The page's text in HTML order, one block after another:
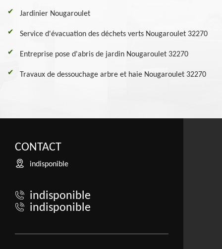
Jardinier Nougaroulet
Service d'évacuation des déchets verts Nougaroulet 32270
Entreprise pose d'abris de jardin Nougaroulet 32270
Travaux de dessouchage arbre et haie Nougaroulet 32270
CONTACT
indisponible
indisponible
indisponible